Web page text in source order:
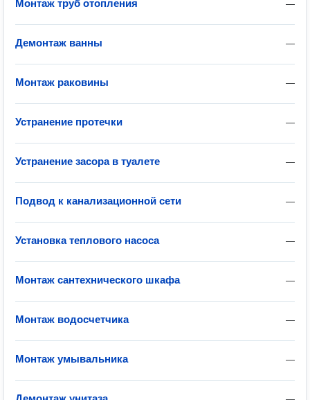
—
Монтаж труб отопления
—
Демонтаж ванны
—
Монтаж раковины
—
Устранение протечки
—
Устранение засора в туалете
—
Подвод к канализационной сети
—
Установка теплового насоса
—
Монтаж сантехнического шкафа
—
Монтаж водосчетчика
—
Монтаж умывальника